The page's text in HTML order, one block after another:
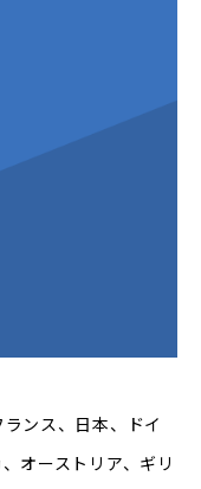
ンス、日本、ドイ
オーストリア、ギリ